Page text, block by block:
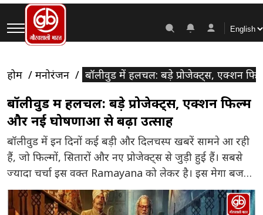
होम मनोरंजन बॉलीवुड में हलचल: बड़े प्रोजेक्ट्स, एक्शन
बॉलीवुड में हलचल: बड़े प्रोजेक्ट्स, एक्शन फिल्में
और नई घोषणाओं से बढ़ा उत्साह
बॉलीवुड में इन दिनों कई बड़ी और दिलचस्प खबरें सामने आ रही
हैं, जो फिल्मों, सितारों और नए प्रोजेक्ट्स से जुड़ी हुई हैं। सबसे
ज्यादा चर्चा इस वक्त Ramayana को लेकर है। इस मेगा बजट
फिल्म में Ranbir Kapoor भगवान राम के किरदार में नजर
आएंगे, जबकि Yash रावण की भूमिका निभा रहे हैं। हाल […]